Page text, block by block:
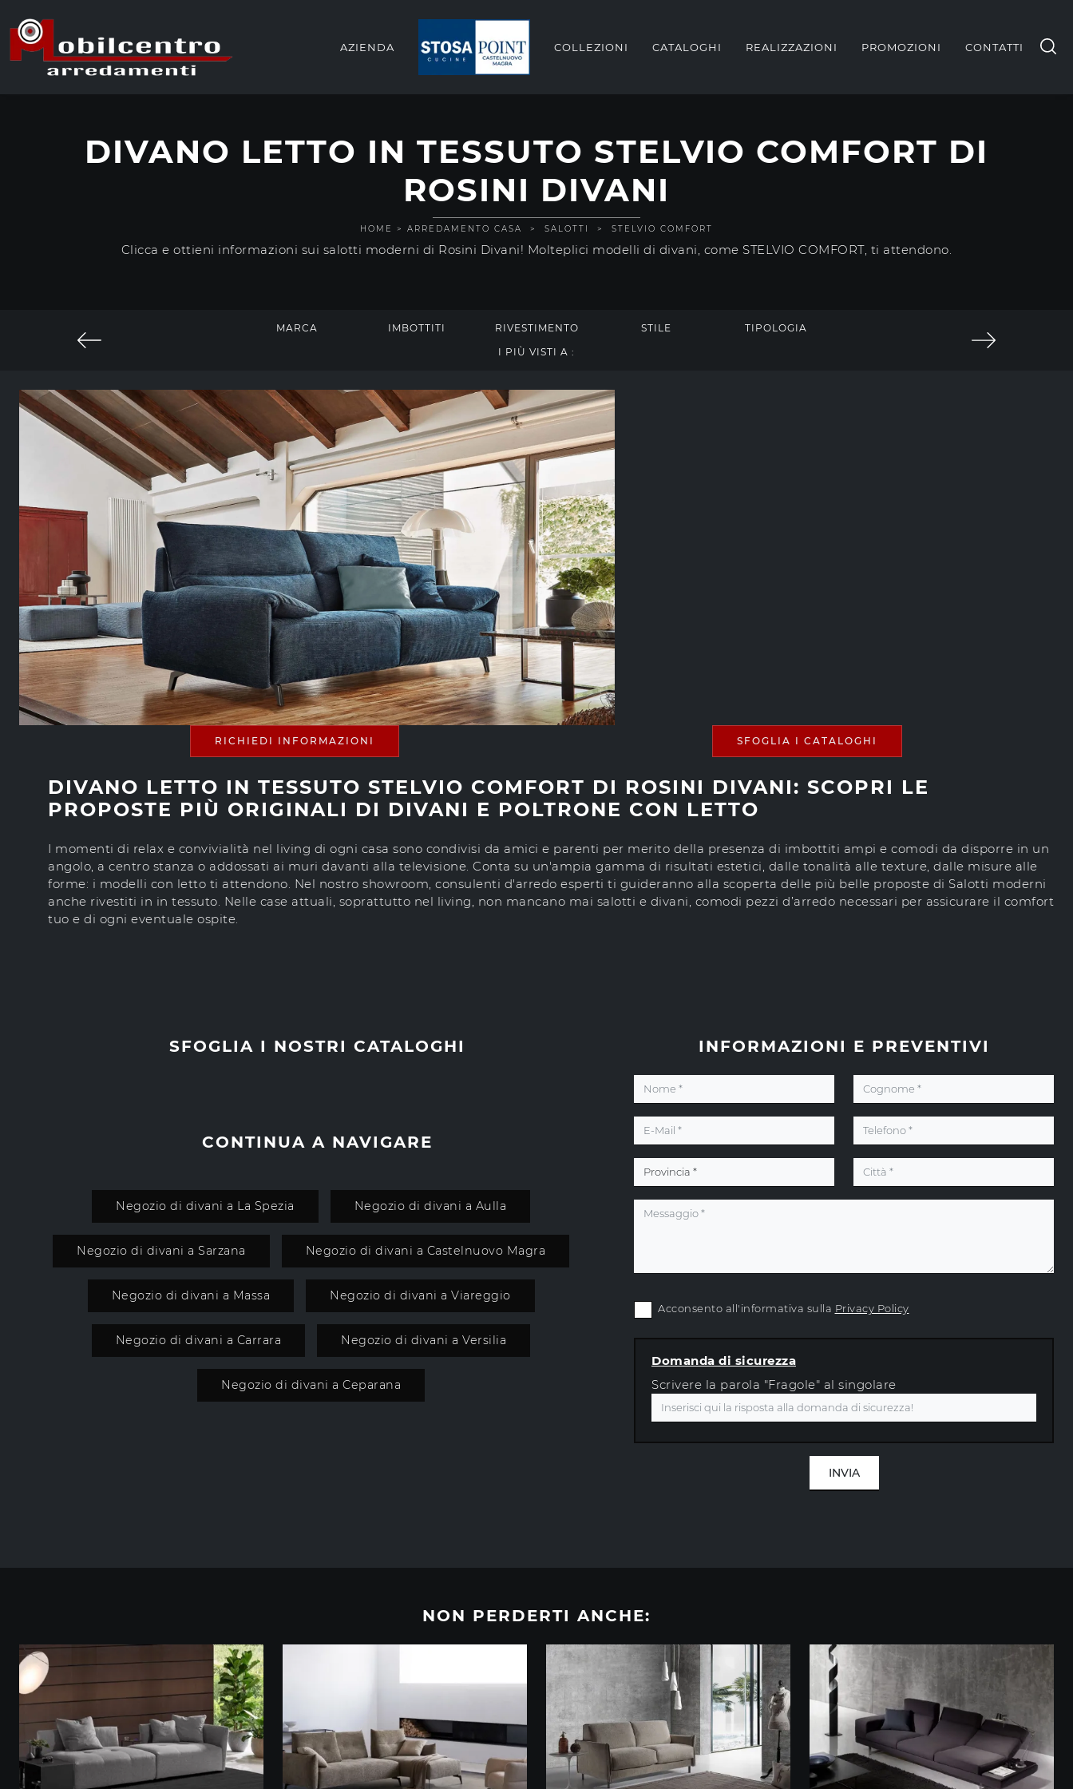
AZIENDA COLLEZIONI CATALOGHI REALIZZAZIONI PROMOZIONI CONTATTI
DIVANO LETTO IN TESSUTO STELVIO COMFORT DI
ROSINI DIVANI
HOME > ARREDAMENTO CASA > SALOTTI > STELVIO COMFORT
Clicca e ottieni informazioni sui salotti moderni di Rosini Divani! Molteplici modelli di divani, come STELVIO COMFORT, ti attendono.
MARCA IMBOTTITI RIVESTIMENTO STILE
TIPOLOGIA
I PIÙ VISTI A :
RICHIEDI INFORMAZIONI SFOGLIA I CATALOGHI
DIVANO LETTO IN TESSUTO STELVIO COMFORT DI ROSINI DIVANI: SCOPRI LE
PROPOSTE PIÙ ORIGINALI DI DIVANI E POLTRONE CON LETTO
I momenti di relax e convivialità nel living di ogni casa sono condivisi da amici e parenti per merito della presenza di imbottiti ampi e comodi da disporre in un
angolo, a centro stanza o addossati ai muri davanti alla televisione. Conta su un'ampia gamma di risultati estetici, dalle tonalità alle texture, dalle misure alle
forme: i modelli con letto ti attendono. Nel nostro showroom, consulenti d'arredo esperti ti guideranno alla scoperta delle più belle proposte di Salotti moderni
anche rivestiti in in tessuto. Nelle case attuali, soprattutto nel living, non mancano mai salotti e divani, comodi pezzi d’arredo necessari per assicurare il comfort
tuo e di ogni eventuale ospite.
SFOGLIA I NOSTRI CATALOGHI
CONTINUA A NAVIGARE
Negozio di divani a La Spezia Negozio di divani a Aulla
Negozio di divani a Sarzana Negozio di divani a Castelnuovo Magra
Negozio di divani a Massa Negozio di divani a Viareggio
Negozio di divani a Carrara Negozio di divani a Versilia
Negozio di divani a Ceparana
INFORMAZIONI E PREVENTIVI
Acconsento all'informativa sulla Privacy Policy
Domanda di sicurezza
Scrivere la parola "Fragole" al singolare
INVIA
NON PERDERTI ANCHE: